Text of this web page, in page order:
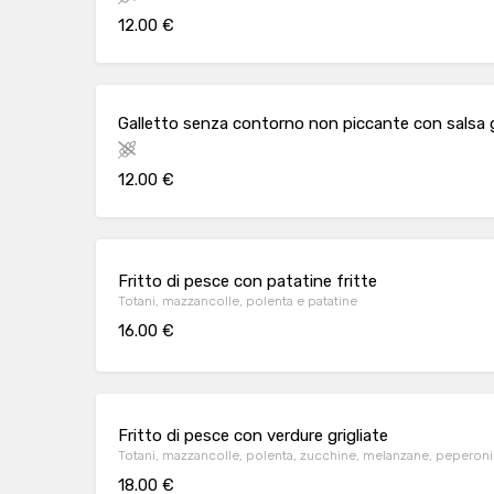
12.00 €
Galletto senza contorno non piccante con salsa
12.00 €
Fritto di pesce con patatine fritte
Totani, mazzancolle, polenta e patatine
16.00 €
Fritto di pesce con verdure grigliate
Totani, mazzancolle, polenta, zucchine, melanzane, peperoni
18.00 €